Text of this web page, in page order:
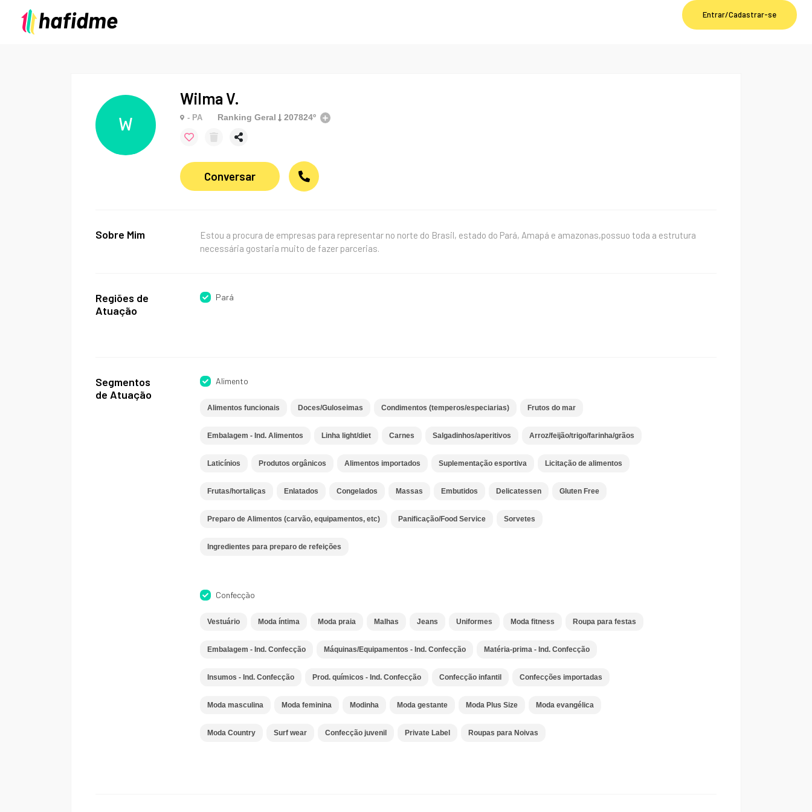
Entrar/Cadastrar-se
W
Wilma V.
- PA Ranking Geral 207824º
Conversar
Sobre Mim
Estou a procura de empresas para representar no norte do Brasil, estado do Pará, Amapá e amazonas,possuo toda a estrutura
necessária gostaria muito de fazer parcerias.
Regiões de
Atuação
Pará
Segmentos
de Atuação
Alimento
Alimentos funcionais Doces/Guloseimas Condimentos (temperos/especiarias) Frutos do mar
Embalagem - Ind. Alimentos Linha light/diet Carnes Salgadinhos/aperitivos Arroz/feijão/trigo/farinha/grãos
Laticínios Produtos orgânicos Alimentos importados Suplementação esportiva Licitação de alimentos
Frutas/hortaliças Enlatados Congelados Massas Embutidos Delicatessen Gluten Free
Preparo de Alimentos (carvão, equipamentos, etc) Panificação/Food Service Sorvetes
Ingredientes para preparo de refeições
Confecção
Vestuário Moda íntima Moda praia Malhas Jeans Uniformes Moda fitness Roupa para festas
Embalagem - Ind. Confecção Máquinas/Equipamentos - Ind. Confecção Matéria-prima - Ind. Confecção
Insumos - Ind. Confecção Prod. químicos - Ind. Confecção Confecção infantil Confecções importadas
Moda masculina Moda feminina Modinha Moda gestante Moda Plus Size Moda evangélica
Moda Country Surf wear Confecção juvenil Private Label Roupas para Noivas